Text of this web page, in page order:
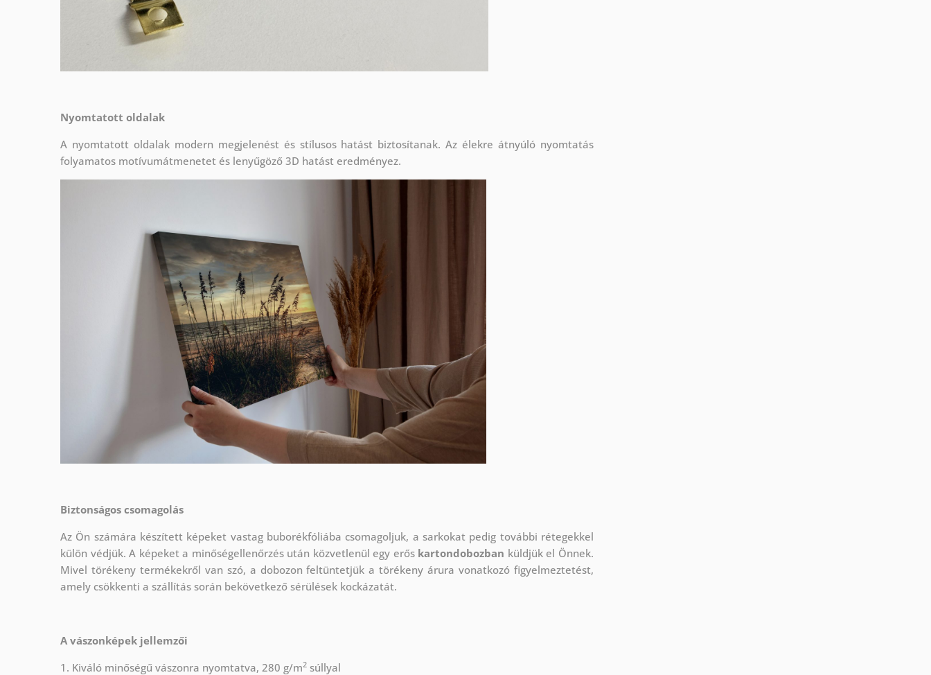
Nyomtatott oldalak
A nyomtatott oldalak modern megjelenést és stílusos hatást biztosítanak. Az élekre átnyúló nyomtatás
folyamatos motívumátmenetet és lenyűgöző 3D hatást eredményez.
Biztonságos csomagolás
Az Ön számára készített képeket vastag buborékfóliába csomagoljuk, a sarkokat pedig további rétegekkel
külön védjük.A képeket a minőségellenőrzés után közvetlenül egy erős kartondobozban küldjük el Önnek.
Mivel törékeny termékekről van szó, a dobozon feltüntetjük a törékeny árura vonatkozó figyelmeztetést,
amely csökkenti a szállítás során bekövetkező sérülések kockázatát.
A vászonképek jellemzői
1. Kiváló minőségű vászonra nyomtatva, 280 g/m2 súllyal